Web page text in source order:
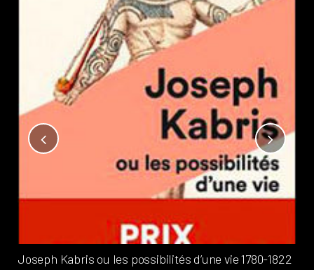
Joseph Kabris ou les possibilités d’une vie 1780-1822